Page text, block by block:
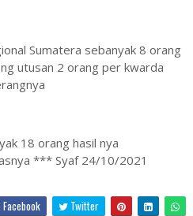
Sumatera sebanyak 8 orang
utusan 2 orang per kwarda
18 orang hasil nya
*** Syaf 24/10/2021
Facebook Twitter